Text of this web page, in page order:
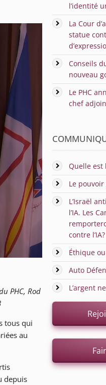
PHC, Rod
tous qui
au
depuis
l’identité
La Cour
statue
Conseils
nouveau
Le PHC
chef
Quelle est
Le pouvoir
L’Israël
l’IA. Les
contre l’IA?
Éthique
Auto
L’argent